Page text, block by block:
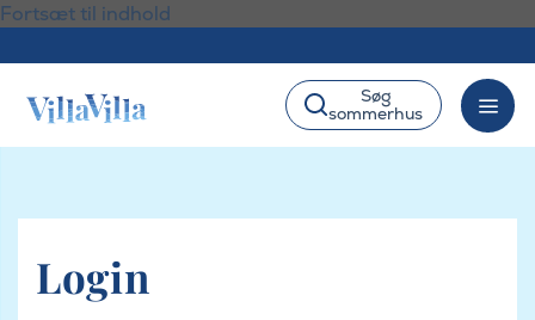
Fortsæt til indhold
Søg
sommerhus
Login